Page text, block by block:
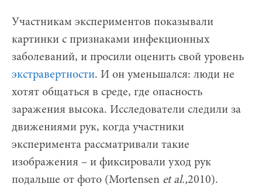
Участникам экспериментов показывали
картинки с признаками инфекционных
заболеваний, и просили оценить свой уровень
экстравертности. И он уменьшался: люди не
хотят общаться в среде, где опасность
заражения высока. Исследователи следили за
движениями рук, когда участники
эксперимента рассматривали такие
изображения – и фиксировали уход рук
подальше от фото (Mortensen et al.,2010).